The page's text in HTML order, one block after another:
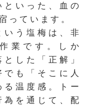
いった、血の
っています。
いう塩梅は、非
業です。しか
した「正解」
も「そこに人
温度感。トー
を通じて、配